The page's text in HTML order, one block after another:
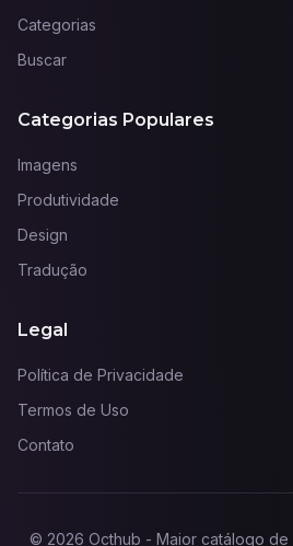
Categorias
Buscar
Categorias Populares
Imagens
Produtividade
Design
Tradução
Legal
Política de Privacidade
Termos de Uso
Contato
© 2026 Octhub - Maior catálogo de